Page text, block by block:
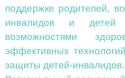
поддержке родителей,
инвалидов и детей
возможностями
эффективных
защиты детей-инвалидов.